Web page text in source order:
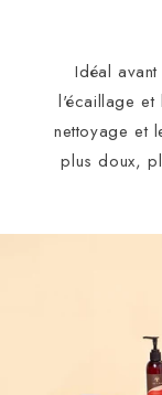
Idéal
l'écaillage et
nettoyage et
plus doux,